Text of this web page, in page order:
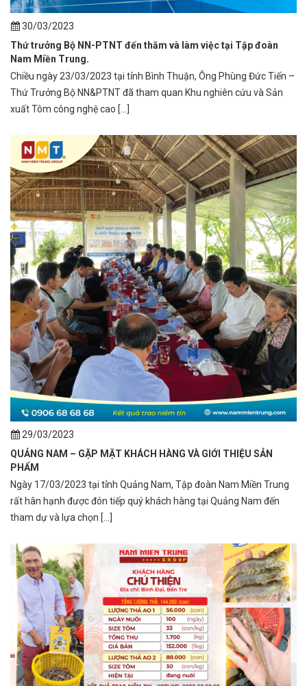
30/03/2023
Thứ trưởng Bộ NN-PTNT đến thăm và làm việc tại Tập đoàn
Nam Miền Trung.
Chiều ngày 23/03/2023 tại tỉnh Bình Thuận, Ông Phùng Đức Tiến –
Thứ Trưởng Bộ NN&PTNT đã tham quan Khu nghiên cứu và Sản
xuất Tôm công nghệ cao [...]
29/03/2023
QUẢNG NAM – GẶP MẶT KHÁCH HÀNG VÀ GIỚI THIỆU SẢN
PHẨM
Ngày 17/03/2023 tại tỉnh Quảng Nam, Tập đoàn Nam Miền Trung
rất hân hạnh được đón tiếp quý khách hàng tại Quảng Nam đến
tham dự và lựa chọn [...]